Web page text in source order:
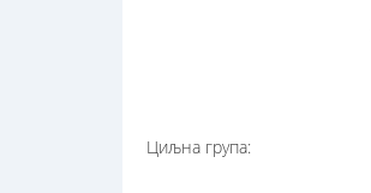
Циљна група: